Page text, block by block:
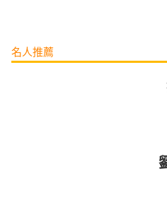
名人推薦